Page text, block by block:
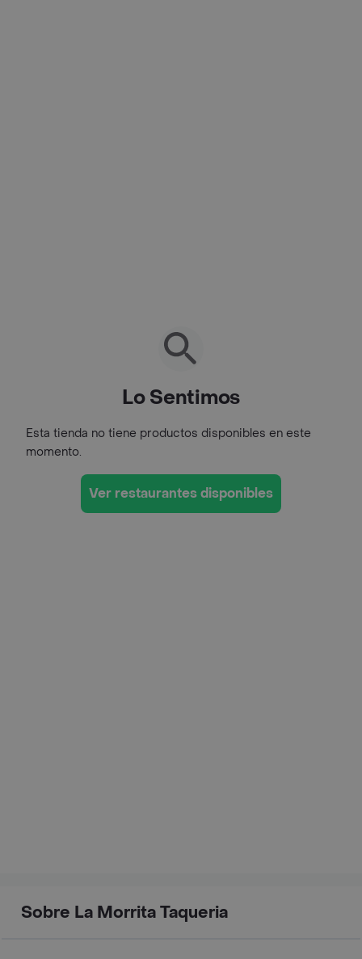
Lo Sentimos
Esta tienda no tiene productos disponibles en este
momento.
Ver restaurantes disponibles
Sobre La Morrita Taqueria